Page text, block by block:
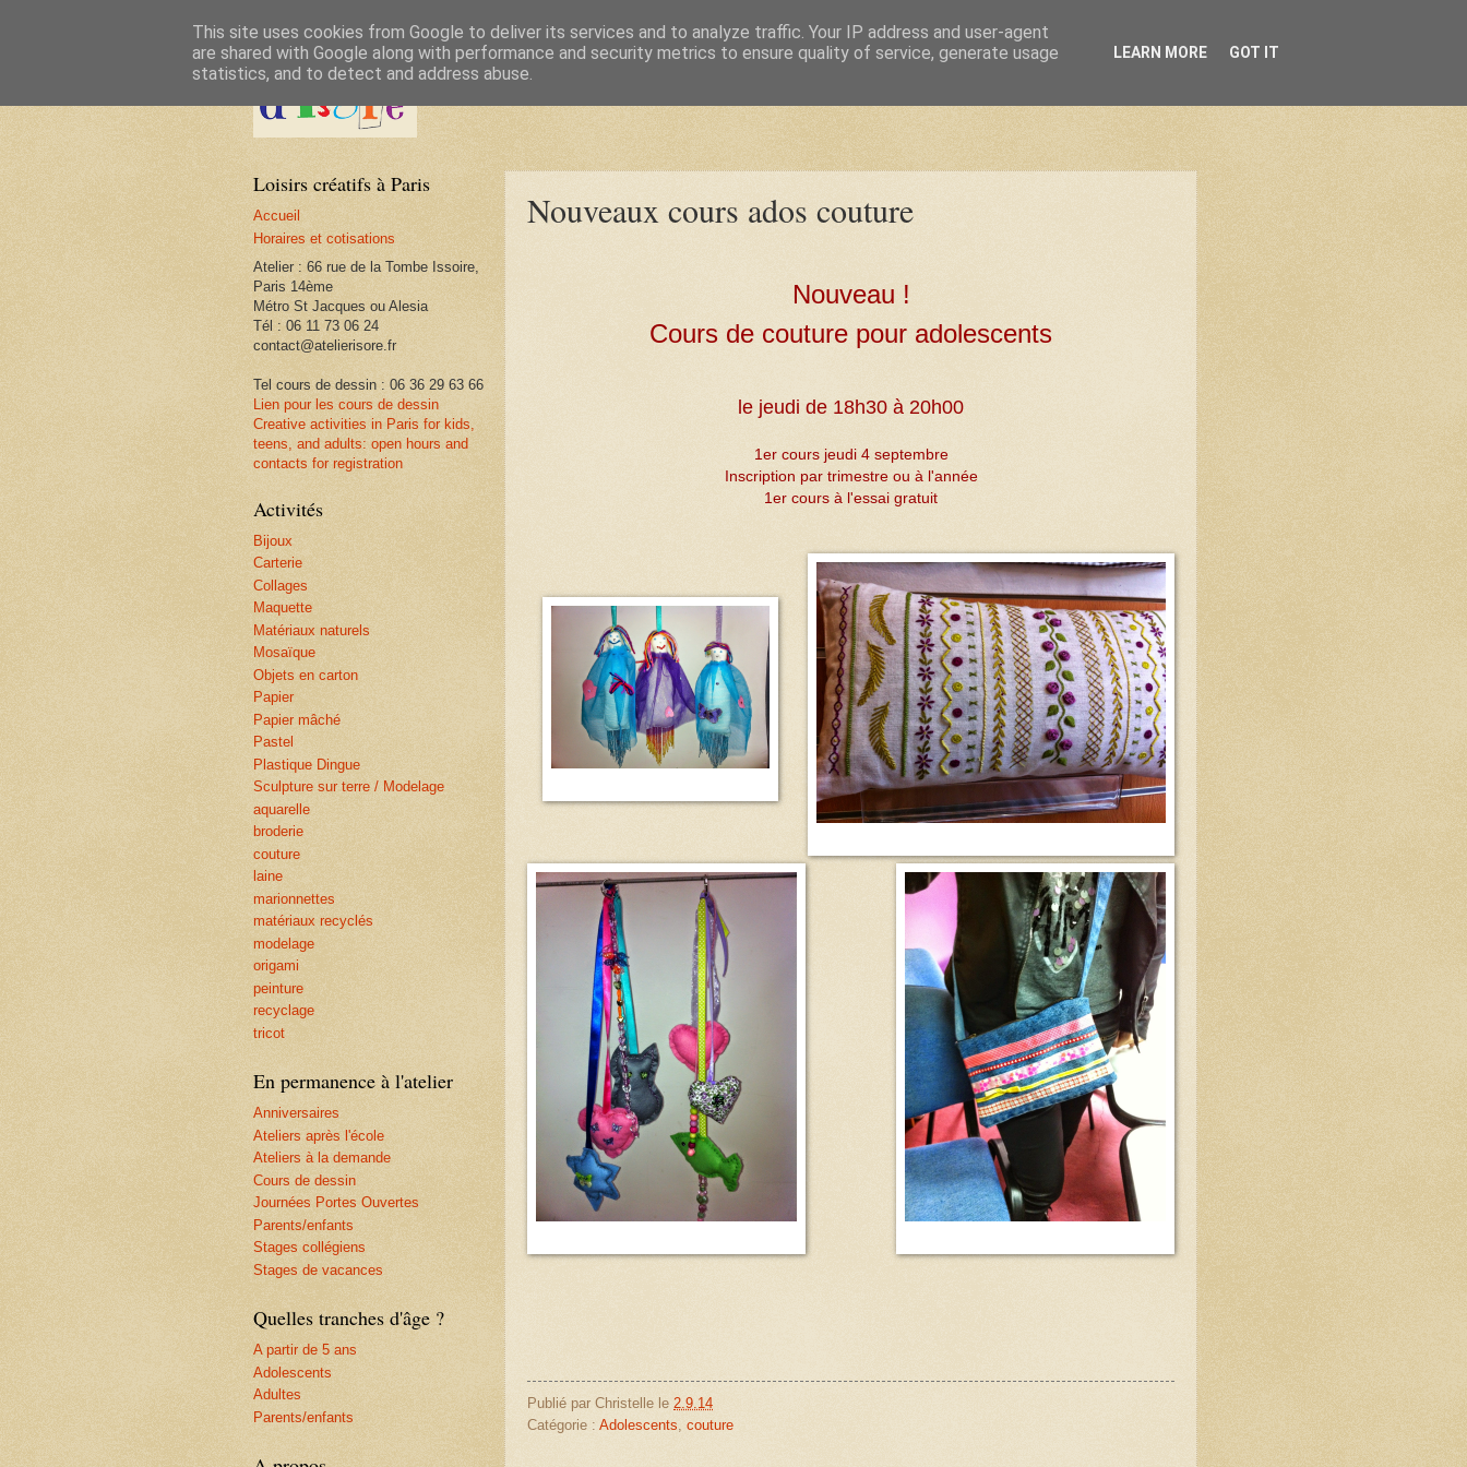
Nouveaux cours ados couture
Nouveau !
Cours de couture pour adolescents
le jeudi de 18h30 à 20h00
1er cours jeudi 4 septembre
Inscription par trimestre ou à l'année
1er cours à l'essai gratuit
Publié par Christelle le 2.9.14
Catégorie : Adolescents, couture
Loisirs créatifs à Paris
Accueil
Horaires et cotisations
Atelier : 66 rue de la Tombe Issoire,
Paris 14ème
Métro St Jacques ou Alesia
Tél : 06 11 73 06 24
contact@atelierisore.fr
Tel cours de dessin : 06 36 29 63 66
Lien pour les cours de dessin
Creative activities in Paris for kids,
teens, and adults: open hours and
contacts for registration
Activités
Bijoux
Carterie
Collages
Maquette
Matériaux naturels
Mosaïque
Objets en carton
Papier
Papier mâché
Pastel
Plastique Dingue
Sculpture sur terre / Modelage
aquarelle
broderie
couture
laine
marionnettes
matériaux recyclés
modelage
origami
peinture
recyclage
tricot
En permanence à l'atelier
Anniversaires
Ateliers après l'école
Ateliers à la demande
Cours de dessin
Journées Portes Ouvertes
Parents/enfants
Stages collégiens
Stages de vacances
Quelles tranches d'âge ?
A partir de 5 ans
Adolescents
Adultes
Parents/enfants
This site uses cookies from Google to deliver its services and to analyze traffic. Your IP address and user-agent
are shared with Google along with performance and security metrics to ensure quality of service, generate usage
statistics, and to detect and address abuse.
LEARN MORE GOT IT